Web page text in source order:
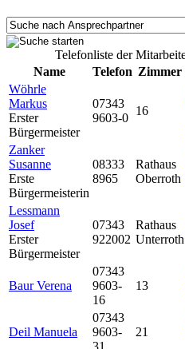
Telefonliste der
Name
Telefon Zimmer
Wöhrle
Markus
Erster
Bürgermeister
07343
9603-0
16
Zanker
Susanne
Erste
Bürgermeisterin
08333
8965
Rathaus
Oberroth
Lessmann
Josef
Erster
Bürgermeister
07343
922002
Rathaus
Unterroth
Baur Verena
07343
9603-
16
13
Deil Manuela
07343
9603-
31
21